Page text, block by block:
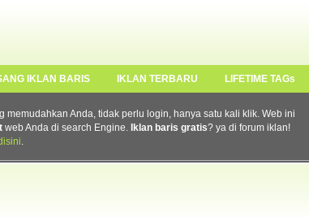
IKLAN BARIS IKLAN TERBARU LIFETIME TAGs
memudahkan Anda, tidak perlu login, hanya satu kali klik. Web ini
web Anda di search Engine. Iklan baris gratis? ya di forum iklan!
.